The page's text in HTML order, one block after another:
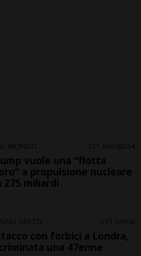
MONDO 11 ore 8 54
vuole una “flotta
a propulsione nucleare
275 miliardi
UNITO 11 ore 6
con forbici a Londra,
una 47enne